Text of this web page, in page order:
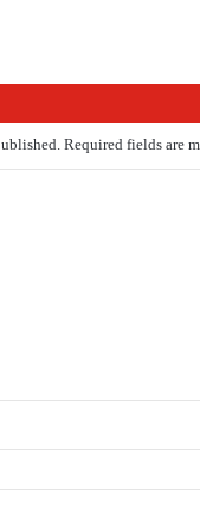
Required fields are